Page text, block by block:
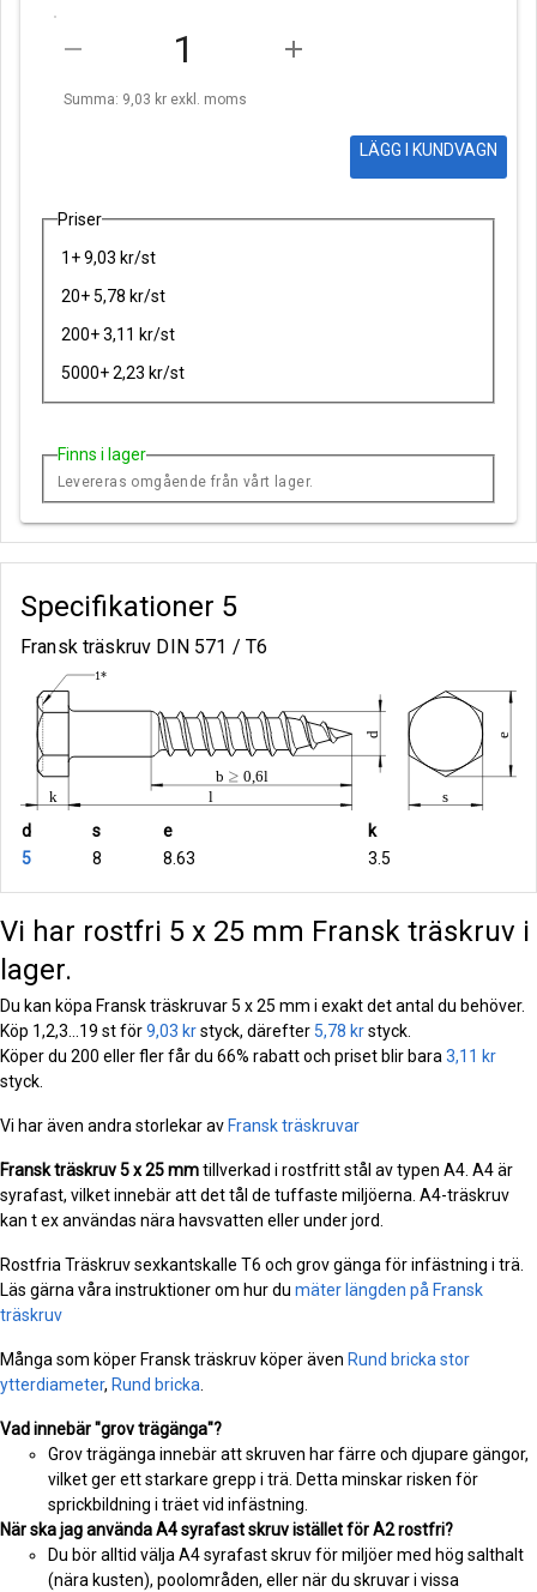
remove add
Summa: 9,03 kr exkl. moms
LÄGG I KUNDVAGN
Priser
1+ 9,03 kr/st
20+ 5,78 kr/st
200+ 3,11 kr/st
5000+ 2,23 kr/st
Finns i lager
Levereras omgående från vårt lager.
Specifikationer 5
Fransk träskruv DIN 571 / T6
d s e
k
5
8 8.63 3.5
Vi har rostfri 5 x 25 mm Fransk träskruv i
lager.
Du kan köpa Fransk träskruvar 5 x 25 mm i exakt det antal du behöver.
Köp 1,2,3...19 st för9,03 krstyck, därefter 5,78 krstyck.
Köper du 200 eller fler får du 66% rabatt och priset blir bara 3,11 kr
styck.
Vi har även andra storlekar av Fransk träskruvar
Fransk träskruv5 x 25 mmtillverkad i rostfritt stål av typen A4. A4 är
syrafast, vilket innebär att det tål de tuffaste miljöerna. A4-träskruv
kan t ex användas nära havsvatten eller under jord.
Rostfria Träskruv sexkantskalle T6 och grov gänga för infästning i trä.
Läs gärna våra instruktioner om hur du mäter längden på Fransk
träskruv
Många som köper Fransk träskruv köper även Rund bricka stor
ytterdiameter, Rund bricka
Vad innebär "grov trägänga"?
Grov trägänga innebär att skruven har färre och djupare gängor,
vilket ger ett starkare grepp i trä. Detta minskar risken för
sprickbildning i träet vid infästning.
När ska jag använda A4 syrafast skruv istället för A2 rostfri?
Du bör alltid välja A4 syrafast skruv för miljöer med hög salthalt
(nära kusten), poolområden, eller när du skruvar i vissa